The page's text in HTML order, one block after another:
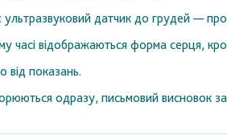
ультразвуковий датчик до грудей —
часі відображаються форма серця,
від показань.
одразу, письмовий висновок